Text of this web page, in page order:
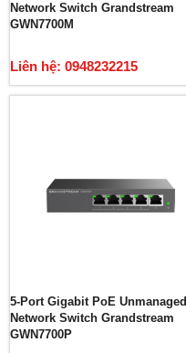
Network Switch Grandstream
GWN7700M
Liên hệ: 0948232215
5-Port Gigabit PoE Unmanaged
Network Switch Grandstream
GWN7700P